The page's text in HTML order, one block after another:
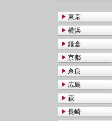
東京
横浜
鎌倉
京都
奈良
広島
萩
長崎